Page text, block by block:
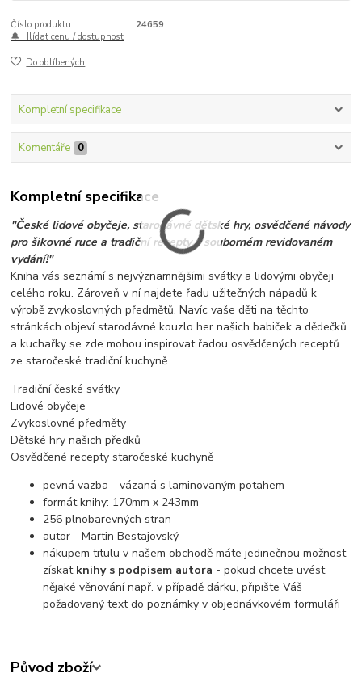
Číslo produktu:
24659
🔔 Hlídat cenu / dostupnost
Do oblíbených
Kompletní specifikace
Komentáře 0
Kompletní specifikace
"České lidové obyčeje, starodávné dětské hry, osvědčené návody
pro šikovné ruce a tradiční recepty v souborném revidovaném
vydání!"
Kniha vás seznámí s nejvýznamnějšími svátky a lidovými obyčeji
celého roku. Zároveň v ní najdete řadu užitečných nápadů k
výrobě zvykoslovných předmětů. Navíc vaše děti na těchto
stránkách objeví starodávné kouzlo her našich babiček a dědečků
a kuchařky se zde mohou inspirovat řadou osvědčených receptů
ze staročeské tradiční kuchyně.
Tradiční české svátky
Lidové obyčeje
Zvykoslovné předměty
Dětské hry našich předků
Osvědčené recepty staročeské kuchyně
pevná vazba - vázaná s laminovaným potahem
formát knihy: 170mm x 243mm
256 plnobarevných stran
autor - Martin Bestajovský
nákupem titulu v našem obchodě máte jedinečnou možnost
získat knihy s podpisem autora - pokud chcete uvést
nějaké věnování např. v případě dárku, připište Váš
požadovaný text do poznámky v objednávkovém formuláři
Původ zboží